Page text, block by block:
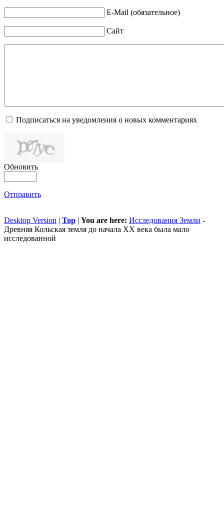
E-Mail (обязательное)
Сайт
Подписаться на уведомления о новых комментариях
Обновить
Отправить
Desktop Version | Top | You are here: Исследования Земли -
Древняя Кольская земля до начала XX века была мало
исследованной